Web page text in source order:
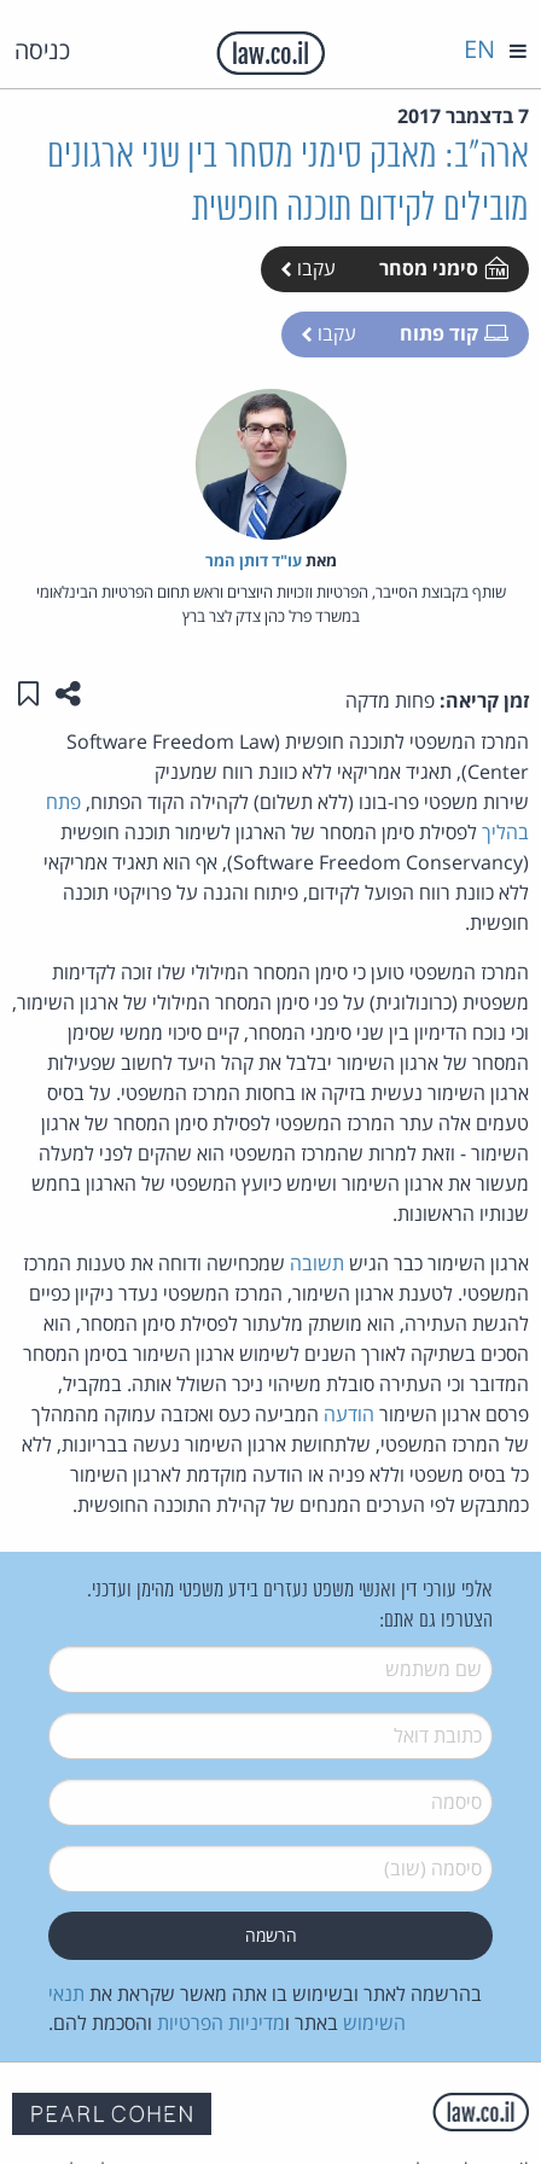
כניסה EN
7 בדצמבר 2017
ארה"ב: מאבק סימני מסחר בין שני ארגונים
מובילים לקידום תוכנה חופשית
סימני מסחר עקבו
קוד פתוח עקבו
מאת‏עו"ד דותן המר
שותף בקבוצת הסייבר, הפרטיות וזכויות היוצרים וראש תחום הפרטיות הבינלאומי
במשרד פרל כהן צדק לצר ברץ
זמן קריאה: פחות מדקה שתפו
המרכז המשפטי לתוכנה חופשית (Software Freedom Law
Center), תאגיד אמריקאי ללא כוונת רווח שמעניק
שירות משפטי פרו-בונו (ללא תשלום) לקהילה הקוד הפתוח, פתח
בהליךלפסילת סימן המסחר של הארגון לשימור תוכנה חופשית
(Software Freedom Conservancy), אף הוא תאגיד אמריקאי
ללא כוונת רווח הפועל לקידום, פיתוח והגנה על פרויקטי תוכנה
חופשית.
המרכז המשפטי טוען כי סימן המסחר המילולי שלו זוכה לקדימות
משפטית (כרונולוגית) על פני סימן המסחר המילולי של ארגון השימור,
וכי נוכח הדימיון בין שני סימני המסחר, קיים סיכוי ממשי שסימן
המסחר של ארגון השימור יבלבל את קהל היעד לחשוב שפעילות
ארגון השימור נעשית בזיקה או בחסות המרכז המשפטי. על בסיס
טעמים אלה עתר המרכז המשפטי לפסילת סימן המסחר של ארגון
השימור - וזאת למרות שהמרכז המשפטי הוא שהקים לפני למעלה
מעשור את ארגון השימור ושימש כיועץ המשפטי של הארגון בחמש
שנותיו הראשונות.
ארגון השימור כבר הגיש תשובה שמכחישה ודוחה את טענות המרכז
המשפטי. לטענת ארגון השימור, המרכז המשפטי נעדר ניקיון כפיים
להגשת העתירה, הוא מושתק מלעתור לפסילת סימן המסחר, הוא
הסכים בשתיקה לאורך השנים לשימוש ארגון השימור בסימן המסחר
המדובר וכי העתירה סובלת משיהוי ניכר השולל אותה. במקביל,
פרסם ארגון השימור הודעה המביעה כעס ואכזבה עמוקה מהמהלך
של המרכז המשפטי, שלתחושת ארגון השימור נעשה בבריונות, ללא
כל בסיס משפטי וללא פניה או הודעה מוקדמת לארגון השימור
כמתבקש לפי הערכים המנחים של קהילת התוכנה החופשית.
אלפי עורכי דין ואנשי משפט נעזרים בידע משפטי מהימן ועדכני.
הצטרפו גם אתם:
שם משתמש*
דואל*
סיסמה*
סיסמה (שוב)*
בהרשמה לאתר ובשימוש בו אתה מאשר שקראת את תנאי
השימוש באתר ומדיניות הפרטיות והסכמת להם.